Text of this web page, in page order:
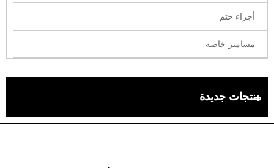
أجزاء ختم
مسامير خاصة
منتجات جديدة